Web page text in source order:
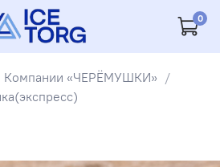
0
Компании «ЧЕРЁМУШКИ»